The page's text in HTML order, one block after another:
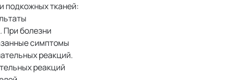
подкожных тканей:
При болезни
симптомы
реакций.
реакций